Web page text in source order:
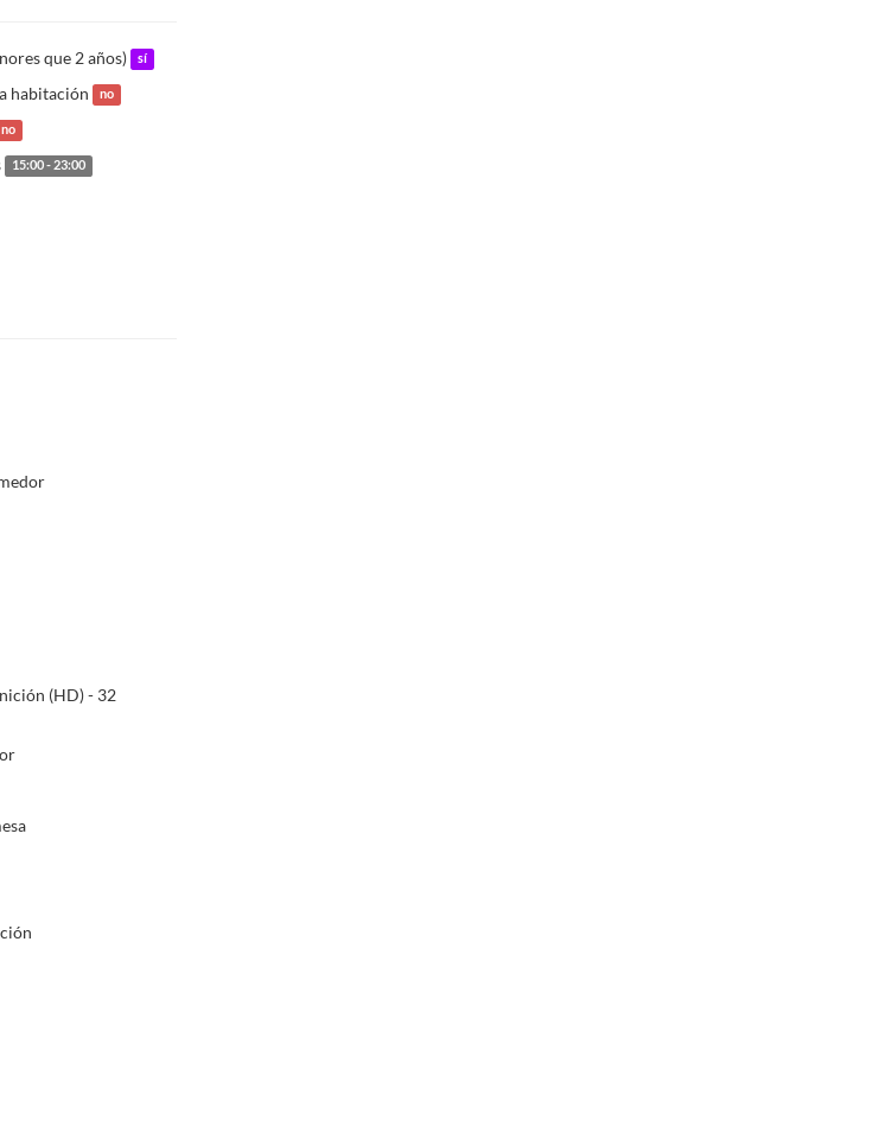
que 2 años) sí
habitación no
no
15:00 - 23:00
(HD) - 32